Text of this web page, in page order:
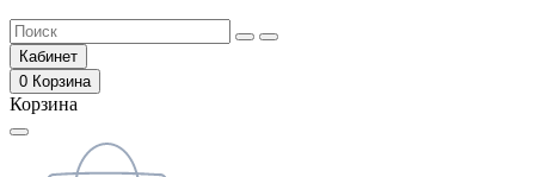
Кабинет
0 Корзина
Корзина